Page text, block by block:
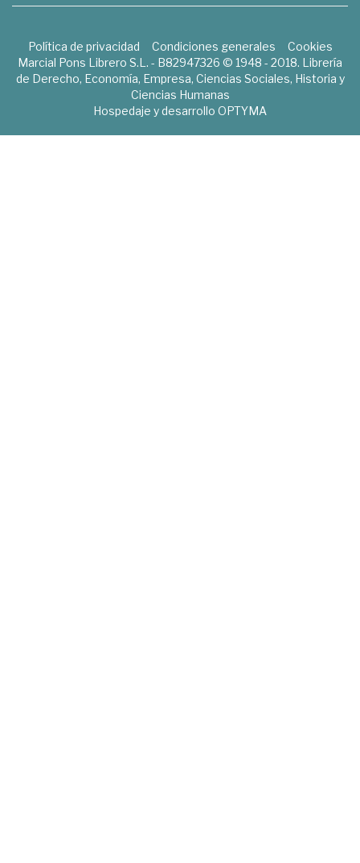
Política de privacidad Condiciones generales
Cookies
Marcial Pons Librero S.L. - B82947326 © 1948 - 2018. Librería
de Derecho, Economía, Empresa, Ciencias Sociales, Historia y
Ciencias Humanas
Hospedaje y desarrollo OPTYMA